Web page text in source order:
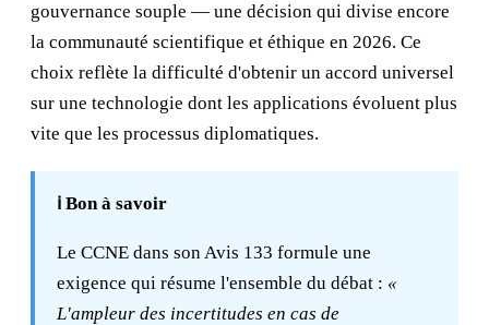
gouvernance souple — une décision qui divise encore
la communauté scientifique et éthique en 2026. Ce
choix reflète la difficulté d'obtenir un accord universel
sur une technologie dont les applications évoluent plus
vite que les processus diplomatiques.
ℹ️ Bon à savoir
Le CCNE dans son Avis 133 formule une
exigence qui résume l'ensemble du débat : «
L'ampleur des incertitudes en cas de